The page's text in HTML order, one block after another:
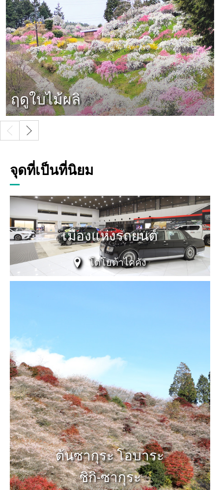
ฤดูใบไม้ผลิ
จุดที่เป็นที่นิยม
เมืองแห่งรถยนต์
โตโยต้าไคคัง
ต้นซากุระ โอบาระ
ชิกิ-ซากุระ